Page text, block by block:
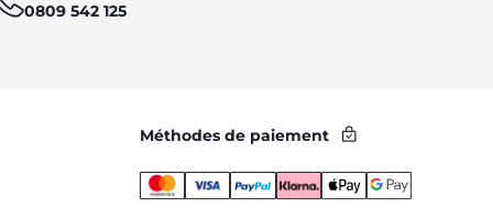
0809 542 125
Méthodes de paiement